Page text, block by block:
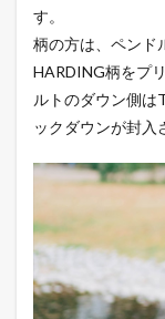
す。
柄の方は、ペンド
HARDING柄をプ
ルトのダウン側
ックダウンが封入